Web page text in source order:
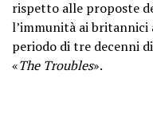
rispetto alle proposte
l’immunità ai
periodo di tre decenni
«The Troubles».